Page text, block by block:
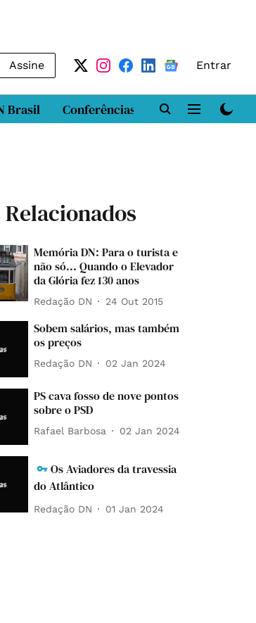
Assine Entrar
Brasil Conferências DN LAB
Memória DN: Para o turista e
não só... Quando o Elevador
da Glória fez 130 anos
Redação DN 24 Out 2015
Sobem salários, mas também
os preços
Redação DN 02 Jan 2024
PS cava fosso de nove pontos
sobre o PSD
Rafael Barbosa 02 Jan 2024
Os Aviadores da travessia
do Atlântico
Redação DN 01 Jan 2024